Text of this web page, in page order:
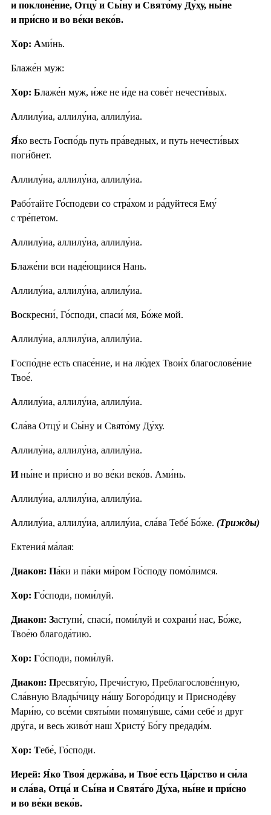
и поклоне́ние, Отцу́ и Сы́ну и Свято́му Ду́ху, ны́не
и при́сно и во ве́ки веко́в.
Хор: Ами́нь.
Блаже́н муж:
Хор: Блаже́н муж, и́же не и́де на сове́т нечести́вых.
Аллилу́иа, аллилу́иа, аллилу́иа.
Я́ко весть Госпо́дь путь пра́ведных, и путь нечести́вых
поги́бнет.
Аллилу́иа, аллилу́иа, аллилу́иа.
Рабо́тайте Го́сподеви со стра́хом и ра́дуйтеся Ему́
с тре́петом.
Аллилу́иа, аллилу́иа, аллилу́иа.
Блаже́ни вси наде́ющиися Нань.
Аллилу́иа, аллилу́иа, аллилу́иа.
Воскресни́, Го́споди, спаси́ мя, Бо́же мой.
Аллилу́иа, аллилу́иа, аллилу́иа.
Госпо́дне есть спасе́ние, и на лю́дех Твои́х благослове́ние
Твое́.
Аллилу́иа, аллилу́иа, аллилу́иа.
Сла́ва Отцу́ и Сы́ну и Свято́му Ду́ху.
Аллилу́иа, аллилу́иа, аллилу́иа.
Ины́не и при́сно и во ве́ки веко́в. Ами́нь.
Аллилу́иа, аллилу́иа, аллилу́иа.
Аллилу́иа, аллилу́иа, аллилу́иа, сла́ва Тебе́ Бо́же. (Трижды)
Ектения́ ма́лая:
Диакон: Па́ки и па́ки ми́ром Го́споду помо́лимся.
Хор: Го́споди, поми́луй.
Диакон: Заступи́, спаси́, поми́луй и сохрани́ нас, Бо́же,
Твое́ю благода́тию.
Хор: Го́споди, поми́луй.
Диакон: Пресвяту́ю, Пречи́стую, Преблагослове́нную,
Сла́вную Влады́чицу на́шу Богоро́дицу и Присноде́ву
Мари́ю, со все́ми святы́ми помяну́вше, са́ми себе́ и друг
дру́га, и весь живо́т наш Христу́ Бо́гу предади́м.
Хор: Тебе́, Го́споди.
Иерей: Я́ко Твоя́ держа́ва, и Твое́ есть Ца́рство и си́ла
и сла́ва, Отца́ и Сы́на и Свята́го Ду́ха, ны́не и при́сно
и во ве́ки веко́в.